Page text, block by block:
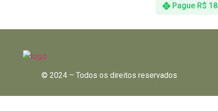
Pague R$
© 2024 – Todos os direitos reservados